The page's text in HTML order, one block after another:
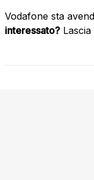
Vodafone sta
interessato?